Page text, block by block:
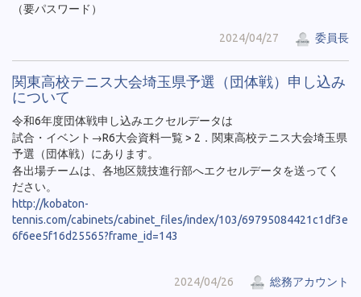
（要パスワード）
2024/04/27 委員長
関東高校テニス大会埼玉県予選（団体戦）申し込み
について
令和6年度団体戦申し込みエクセルデータは
試合・イベント→R6大会資料一覧 > 2．関東高校テニス大会埼玉県
予選（団体戦）にあります。
各出場チームは、各地区競技進行部へエクセルデータを送ってく
ださい。
http://kobaton-
tennis.com/cabinets/cabinet_files/index/103/69795084421c1df3e
6f6ee5f16d25565?frame_id=143
2024/04/26 総務アカウント